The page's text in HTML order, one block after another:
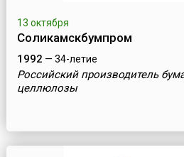
13 октября
Соликамскбумпром
1992 — 34-летие
Российский производитель
целлюлозы